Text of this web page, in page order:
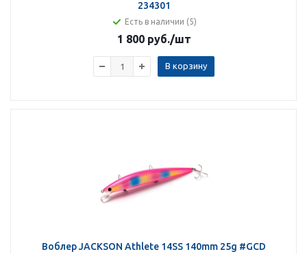
234301
Есть в наличии (5)
1 800 руб./шт
В корзину
Воблер JACKSON Athlete 14SS 140mm 25g #GCD